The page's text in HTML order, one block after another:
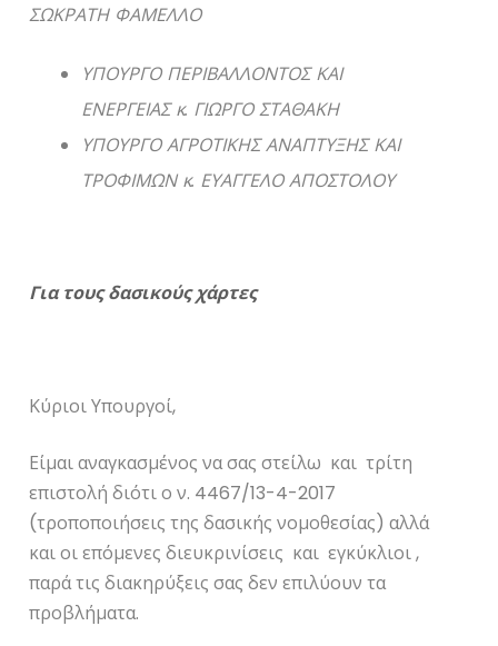
ΣΩΚΡΑΤΗ ΦΑΜΕΛΛΟ
ΥΠΟΥΡΓΟ ΠΕΡΙΒΑΛΛΟΝΤΟΣ ΚΑΙ
ΕΝΕΡΓΕΙΑΣ κ. ΓΙΩΡΓΟ ΣΤΑΘΑΚΗ
ΥΠΟΥΡΓΟ ΑΓΡΟΤΙΚΗΣ ΑΝΑΠΤΥΞΗΣ ΚΑΙ
ΤΡΟΦΙΜΩΝ κ. ΕΥΑΓΓΕΛΟ ΑΠΟΣΤΟΛΟΥ
Για τους δασικούς χάρτες
Κύριοι Υπουργοί,
Είμαι αναγκασμένος να σας στείλω και τρίτη
επιστολή διότι ο ν. 4467/13-4-2017
(τροποποιήσεις της δασικής νομοθεσίας) αλλά
και οι επόμενες διευκρινίσεις και εγκύκλιοι ,
παρά τις διακηρύξεις σας δεν επιλύουν τα
προβλήματα.